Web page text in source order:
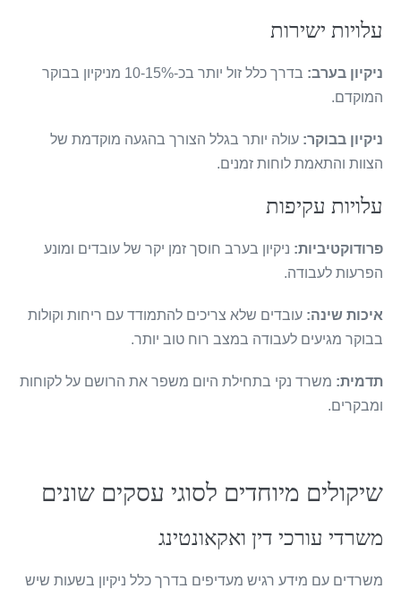
עלויות ישירות
ניקיון בערב:
בדרך כלל זול יותר בכ-10-15% מניקיון בבוקר
המוקדם.
ניקיון בבוקר:עולה יותר בגלל הצורך בהגעה מוקדמת של
הצוות והתאמת לוחות זמנים.
עלויות עקיפות
פרודוקטיביות:ניקיון בערב חוסך זמן יקר של עובדים ומונע
הפרעות לעבודה.
איכות שינה:עובדים שלא צריכים להתמודד עם ריחות וקולות
בבוקר מגיעים לעבודה במצב רוח טוב יותר.
תדמית:משרד נקי בתחילת היום משפר את הרושם על לקוחות
ומבקרים.
שיקולים מיוחדים לסוגי עסקים שונים
משרדי עורכי דין ואקאונטינג
משרדים עם מידע רגיש מעדיפים בדרך כלל ניקיון בשעות שיש